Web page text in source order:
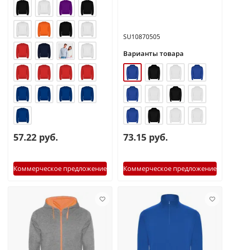
57.22 руб.
Коммерческое предложение
SU10870505
Варианты товара
73.15 руб.
Коммерческое предложение